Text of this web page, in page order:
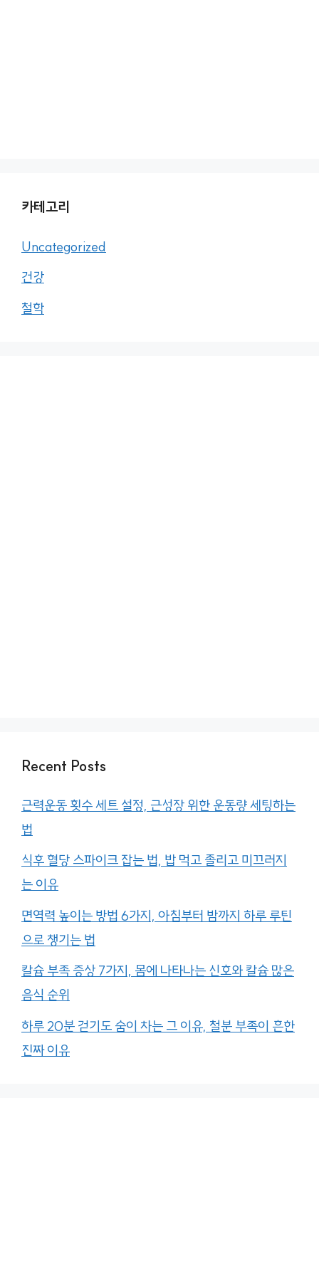
카테고리
Uncategorized
건강
철학
Recent Posts
근력운동 횟수 세트 설정, 근성장 위한 운동량 세팅하는
법
식후 혈당 스파이크 잡는 법, 밥 먹고 졸리고 미끄러지
는 이유
면역력 높이는 방법 6가지, 아침부터 밤까지 하루 루틴
으로 챙기는 법
칼슘 부족 증상 7가지, 몸에 나타나는 신호와 칼슘 많은
음식 순위
하루 20분 걷기도 숨이 차는 그 이유, 철분 부족이 흔한
진짜 이유